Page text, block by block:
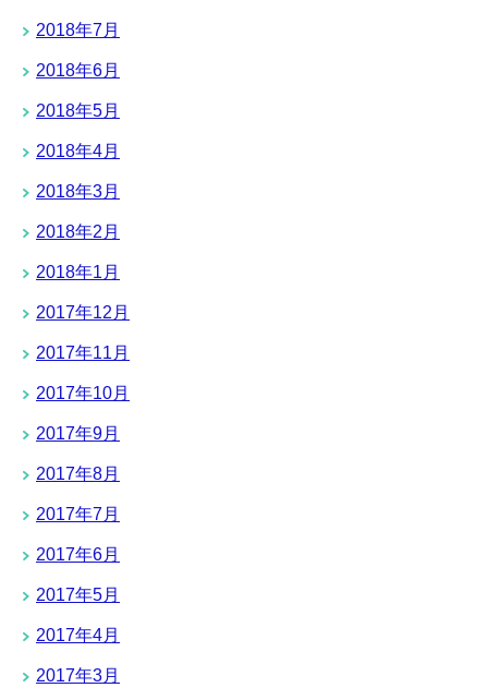
2018年7月
2018年6月
2018年5月
2018年4月
2018年3月
2018年2月
2018年1月
2017年12月
2017年11月
2017年10月
2017年9月
2017年8月
2017年7月
2017年6月
2017年5月
2017年4月
2017年3月